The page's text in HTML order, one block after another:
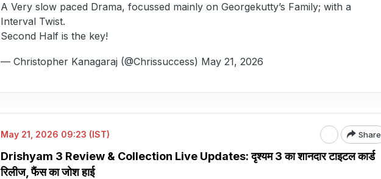
A Very slow paced Drama, focussed mainly on Georgekutty’s Family; with a
Interval Twist.
Second Half is the key!
— Christopher Kanagaraj (@Chrissuccess) May 21, 2026
May 21, 2026 09:23 (IST) Share
Drishyam 3 Review & Collection Live Updates: दृश्यम 3 का शानदार टाइटल कार्ड
रिलीज, फैंस का जोश हाई